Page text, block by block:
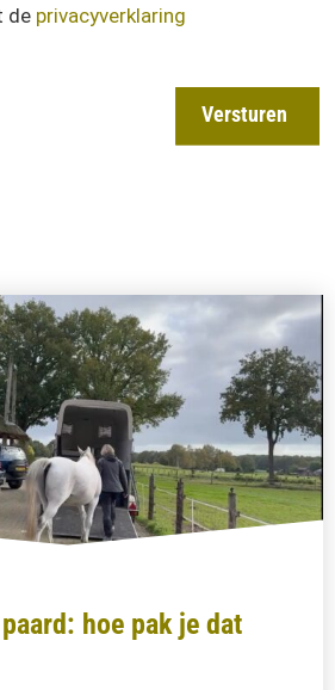
de privacyverklaring
Versturen
hoe pak je dat